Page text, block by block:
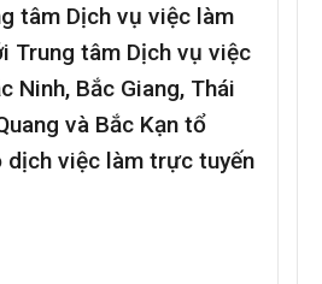
tâm Dịch vụ việc làm
Trung tâm Dịch vụ việc
Ninh, Bắc Giang, Thái
và Bắc Kạn tổ
dịch việc làm trực tuyến